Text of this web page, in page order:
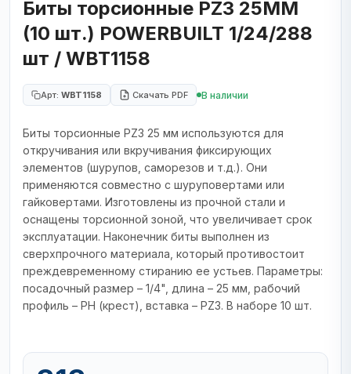
Биты торсионные PZ3 25MM
(10 шт.) POWERBUILT 1/24/288
шт / WBT1158
Арт: WBT1158 Скачать PDF В наличии
Биты торсионные PZ3 25 мм используются для
откручивания или вкручивания фиксирующих
элементов (шурупов, саморезов и т.д.). Они
применяются совместно с шуруповертами или
гайковертами. Изготовлены из прочной стали и
оснащены торсионной зоной, что увеличивает срок
эксплуатации. Наконечник биты выполнен из
сверхпрочного материала, который противостоит
преждевременному стиранию ее устьев. Параметры:
посадочный размер – 1/4", длина – 25 мм, рабочий
профиль – PH (крест), вставка – PZ3. В наборе 10 шт.